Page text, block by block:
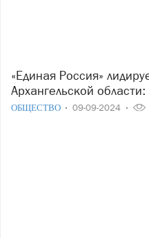
«Единая Россия» лидирует на выборах в
Архангельской
ОБЩЕСТВО 09-09-2024